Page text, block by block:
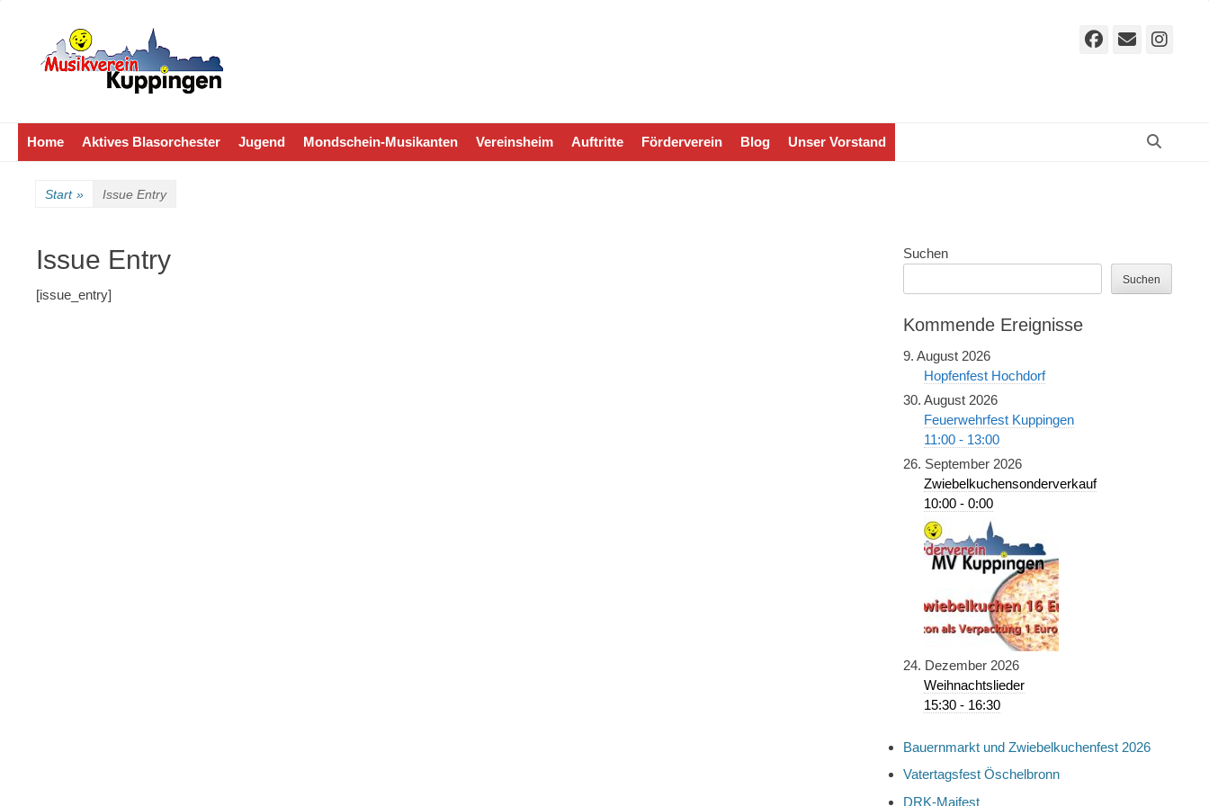
Homepage MVK
Der sympathische Musikverein Facebook
E-
Primäres Menü
Inhalt
Home Aktives Blasorchester Jugend Mondschein-Musikanten Vereinsheim Auftritte Förderverein Blog Unser Vorstand
Start » Issue Entry
Issue Entry
[issue_entry]
Suchen
Suchen
Kommende Ereignisse
9. August 2026
Hopfenfest Hochdorf
30. August 2026
Feuerwehrfest Kuppingen
11:00 - 13:00
26. September 2026
Zwiebelkuchensonderverkauf
10:00 - 0:00
24. Dezember 2026
Weihnachtslieder
15:30 - 16:30
Bauernmarkt und Zwiebelkuchenfest 2026
Vatertagsfest Öschelbronn
DRK-Maifest